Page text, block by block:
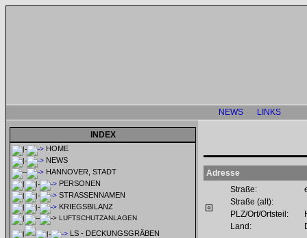
NEWS LINKS
INDEX
HOME
NEWS
HANNOVER, STADT
PERSONEN
STRASSENNAMEN
KRIEGSBILANZ
LUFTSCHUTZANLAGEN
LS - DECKUNGSGRÄBEN
Adresse
Straße:
Straße (alt):
PLZ/Ort/Ortsteil:
Land: